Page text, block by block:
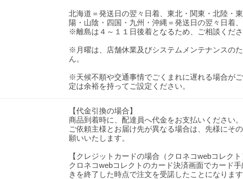
北海道＝発送日の翌々日着、東北・関東・北陸・
陽・山陰・四国・九州・沖縄＝発送日の翌々日着
※離島は４～１１日後着となるため、ご相談くださ
※月曜は、店舗休業及びシステムメンテナンスの
ん。
※天候不順や交通事情でごくまれに遅れる場合が
定は余裕を持ってご設定ください。
【代金引換の場合】
商品到着時に、配達員へ代金をお支払いください。
ご依頼主様とお届け先が異なる場合は、先様にそ
願いいたします。
【クレジットカードの場合（クロネコwebコレクト
クロネコwebコレクトのカード決済画面でカード
きを終了した時点で注文を受諾したことになります